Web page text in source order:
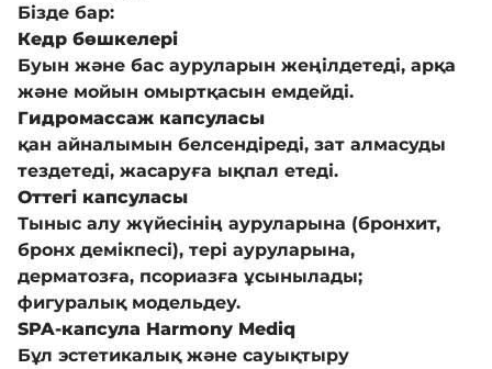
Мейрамхана
Блог
Бейне галерея
Сатып алу
COVID-19
Бізде бар:
Кедр бөшкелері
Буын және бас ауруларын жеңілдетеді, арқа
және мойын омыртқасын емдейді.
Гидромассаж капсуласы
қан айналымын белсендіреді, зат алмасуды
тездетеді, жасаруға ықпал етеді.
Оттегі капсуласы
Тыныс алу жүйесінің ауруларына (бронхит,
бронх демікпесі), тері ауруларына,
дерматозға, псориазға ұсынылады;
фигуралық модельдеу.
SPA-капсула Harmony Mediq
Бұл эстетикалық және сауықтыру